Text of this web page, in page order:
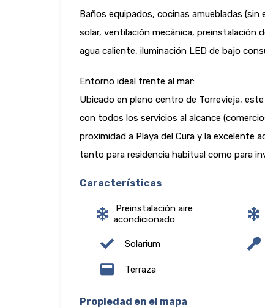
Baños equipados, cocinas amuebladas
solar, ventilación mecánica, preinstalación
agua caliente, iluminación LED de bajo
Entorno ideal frente al mar:
Ubicado en pleno centro de Torrevieja,
con todos los servicios al alcance
proximidad a Playa del Cura y la excelente
tanto para residencia habitual como para
Características
Preinstalación aire
acondicionado
Solarium
Terraza
Propiedad en el mapa